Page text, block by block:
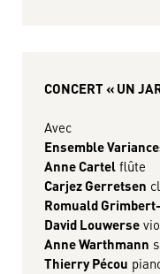
CONCERT « UN
Avec
Ensemble
Anne Cartel flûte
Carjez Gerretsen
Romuald
David Louwerse
Anne Warthmann
Thierry Pécou